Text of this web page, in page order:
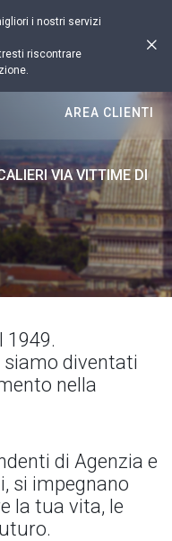
i nostri servizi
riscontrare
AREA CLIENTI
VIA VITTIME DI
1949.
siamo diventati
nella
di Agenzia e
si impegnano
la tua vita, le